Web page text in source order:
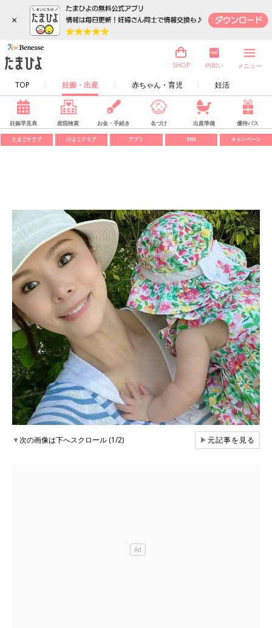
×
TOP 妊娠・出産 赤ちゃん・育児 妊活
SHOP 内祝い メニュー
妊娠早見表 産院検索 お金・手続き 名づけ 出産準備 優待パス
たまごクラブ ひよこクラブ アプリ SNS キャンペーン
▼次の画像は下へスクロール (1/2) ▶元記事を見る